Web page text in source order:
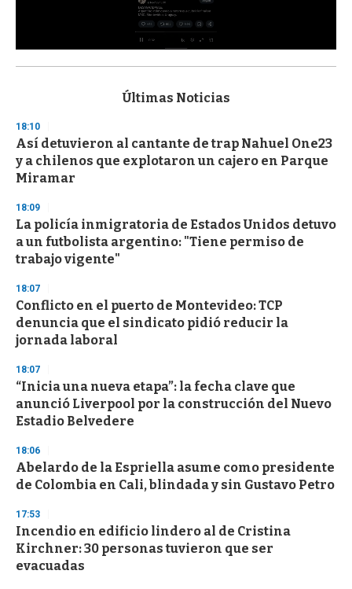
s
d
s
o
f
3
s
e
c
o
n
Últimas Noticias
18:10
Así detuvieron al cantante de trap Nahuel One23
y a chilenos que explotaron un cajero en Parque
Miramar
18:09
La policía inmigratoria de Estados Unidos detuvo
a un futbolista argentino: "Tiene permiso de
trabajo vigente"
18:07
Conflicto en el puerto de Montevideo: TCP
denuncia que el sindicato pidió reducir la
jornada laboral
18:07
“Inicia una nueva etapa”: la fecha clave que
anunció Liverpool por la construcción del Nuevo
Estadio Belvedere
18:06
Abelardo de la Espriella asume como presidente
de Colombia en Cali, blindada y sin Gustavo Petro
17:53
Incendio en edificio lindero al de Cristina
Kirchner: 30 personas tuvieron que ser
evacuadas